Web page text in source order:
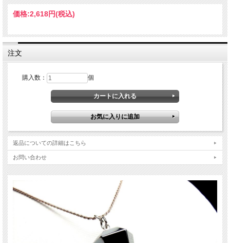
-
テラヘルツ鉱石
商品説明
ペンデュラム型ペンダントトップ
話題のテラヘルツ鉱石が激安入荷です！
その純度が品質として考えられることが多く、サンプルを用いエネルギー分散型
蛍光エックス線分析を行い、結果を掲載させていただきました。
サンプルの為、個別の誤差は想定されますが、とても高純度のタイプとなってお
ります。
※試験結果のテラヘルツ純度について。
正したものとなります。
回折線とは蛍光X線分析をする際に実際は存在のしない元素を表示してしまう現
象のようなものです。
当社は一つのサンプルに対し4度の検査を行い、パーセントが0.0001以上の毎回
存在した元素を存在するものとして結果が出ております。
表面の光沢が美しく、他の似た色みの天然石ではとても重たいですが、 こちらは
軽くて装着しても不快感がなく、とても軽快な感じがします！
ペンデュラム型タイプです！ チェーンや紐など手ごろな長さの物を付ければ、ペ
価格:2,618円(税込)
注文
購入数： 個
返品についての詳細はこちら
お問い合わせ